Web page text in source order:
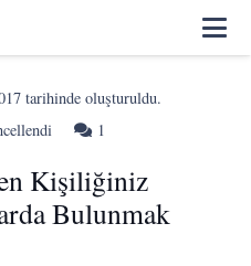
tarihinde oluşturuldu.
1
Kişiliğiniz
Bulunmak